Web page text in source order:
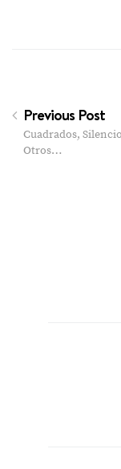
Previous Post
Cuadrados,
Otros…